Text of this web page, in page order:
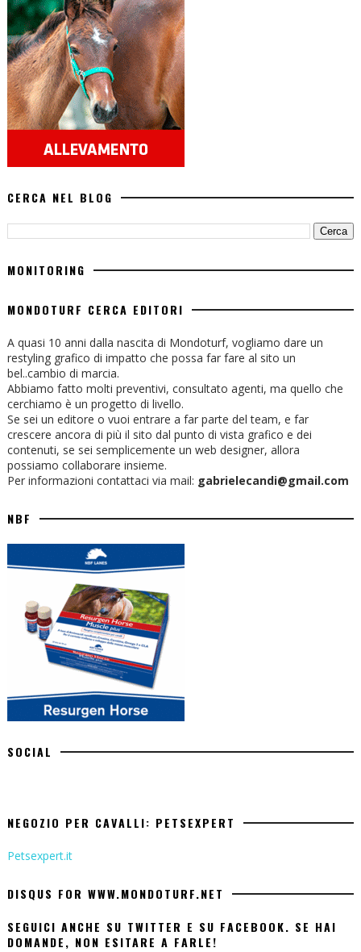
CERCA NEL BLOG
MONITORING
MONDOTURF CERCA EDITORI
A quasi 10 anni dalla nascita di Mondoturf, vogliamo dare un
restyling grafico di impatto che possa far fare al sito un
bel..cambio di marcia.
Abbiamo fatto molti preventivi, consultato agenti, ma quello che
cerchiamo è un progetto di livello.
Se sei un editore o vuoi entrare a far parte del team, e far
crescere ancora di più il sito dal punto di vista grafico e dei
contenuti, se sei semplicemente un web designer, allora
possiamo collaborare insieme.
Per informazioni contattaci via mail: gabrielecandi@gmail.com
NBF
SOCIAL
NEGOZIO PER CAVALLI: PETSEXPERT
Petsexpert.it
DISQUS FOR WWW.MONDOTURF.NET
SEGUICI ANCHE SU TWITTER E SU FACEBOOK. SE HAI
DOMANDE, NON ESITARE A FARLE!